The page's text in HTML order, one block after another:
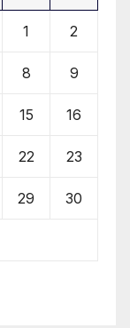
1 2
8 9
15 16
22 23
29 30